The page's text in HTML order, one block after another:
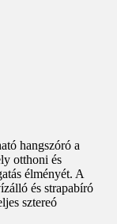
hangszóró a
otthoni és
élményét. A
és strapabíró
sztereó